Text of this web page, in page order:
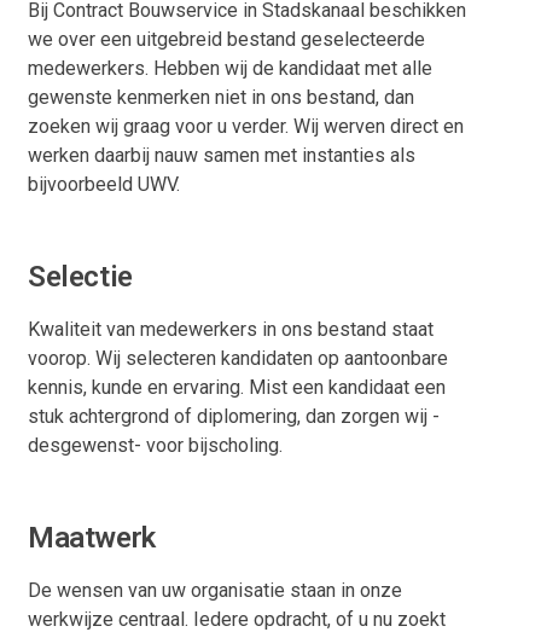
Bij Contract Bouwservice in Stadskanaal beschikken
we over een uitgebreid bestand geselecteerde
medewerkers. Hebben wij de kandidaat met alle
gewenste kenmerken niet in ons bestand, dan
zoeken wij graag voor u verder. Wij werven direct en
werken daarbij nauw samen met instanties als
bijvoorbeeld UWV.
Selectie
Kwaliteit van medewerkers in ons bestand staat
voorop. Wij selecteren kandidaten op aantoonbare
kennis, kunde en ervaring. Mist een kandidaat een
stuk achtergrond of diplomering, dan zorgen wij -
desgewenst- voor bijscholing.
Maatwerk
De wensen van uw organisatie staan in onze
werkwijze centraal. Iedere opdracht, of u nu zoekt